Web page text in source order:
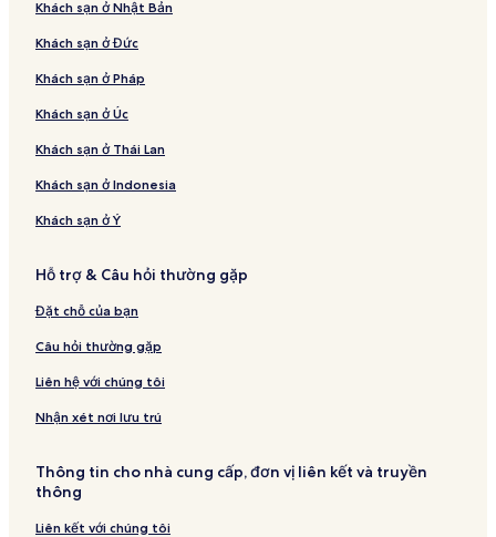
Khách sạn ở Nhật Bản
Khách sạn ở Đức
Khách sạn ở Pháp
Khách sạn ở Úc
Khách sạn ở Thái Lan
Khách sạn ở Indonesia
Khách sạn ở Ý
Hỗ trợ & Câu hỏi thường gặp
Đặt chỗ của bạn
Câu hỏi thường gặp
Liên hệ với chúng tôi
Nhận xét nơi lưu trú
Thông tin cho nhà cung cấp, đơn vị liên kết và truyền
thông
Liên kết với chúng tôi